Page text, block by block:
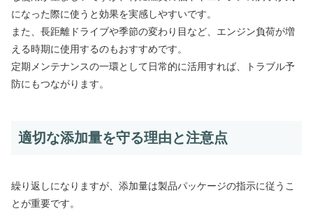
になった際に使うと効果を実感しやすいです。
また、長距離ドライブや季節の変わり目など、エンジン負荷が増
える時期に使用するのもおすすめです。
定期メンテナンスの一環として日常的に活用すれば、トラブル予
防にもつながります。
適切な添加量を守る理由と注意点
繰り返しになりますが、添加量は製品パッケージの指示に従うこ
とが重要です。